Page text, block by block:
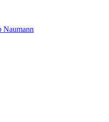
Naumann